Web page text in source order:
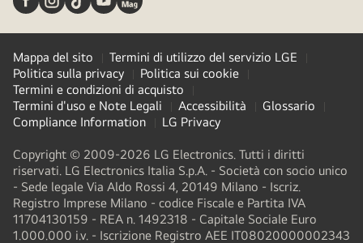
Mappa del sito
Termini di utilizzo del servizio LGE
Politica sulla privacy
Politica sui cookie
Termini e condizioni di acquisto
Termini d'uso e Note Legali
Accessibilità
Glossario
Compliance Information
LG Privacy
Copyright © 2009-2026 LG Electronics. Tutti i diritti
riservati. LG Electronics Italia S.p.A. - Società con socio unico
- Sede legale Via Aldo Rossi 4, 20149 Milano - Iscriz.
Registro Imprese Milano - codice Fiscale e Partita IVA
11704130159 - REA n. 1492318 - Capitale Sociale Euro
1.000.000 i.v. - Iscrizione Registro AEE IT08020000002343​